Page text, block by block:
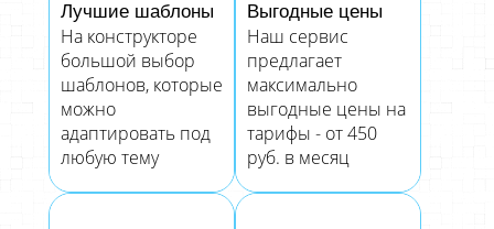
Лучшие шаблоны
На конструкторе
большой выбор
шаблонов, которые
можно
адаптировать под
любую тему
Выгодные цены
Наш сервис
предлагает
максимально
выгодные цены на
тарифы - от 450
руб. в месяц